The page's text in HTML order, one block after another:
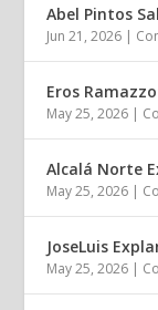
Abel Pintos
Jun 21, 2026 |
Eros
May 25, 2026 |
Alcalá Norte
May 25, 2026 |
JoseLuis
May 25, 2026 |